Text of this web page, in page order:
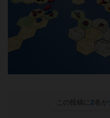
この投稿に 2名が